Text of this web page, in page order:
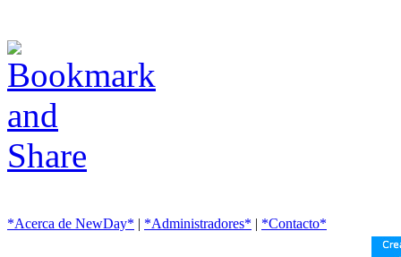
*Acerca de NewDay* | *Administradores* | *Contacto*